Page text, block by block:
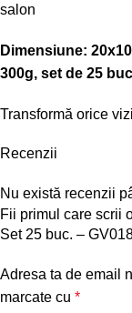
salon
Dimensiune:
300g, set de 25
Transformă orice
Recenzii
Nu există recenzii
Fii primul care scrii
Set 25 buc. –
Adresa ta de email
marcate cu *